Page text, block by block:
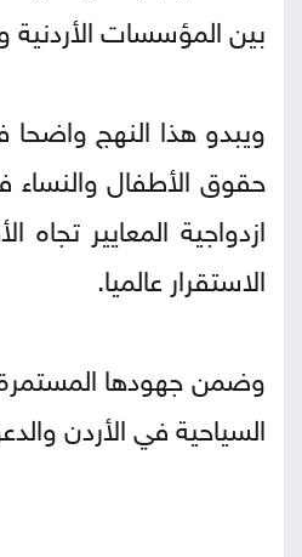
بين المؤسسات الأردنية
ويبدو هذا النهج
حقوق الأطفال والنساء
ازدواجية المعايير
الاستقرار عالميا.
وضمن جهودها المستمرة
السياحية في الأردن